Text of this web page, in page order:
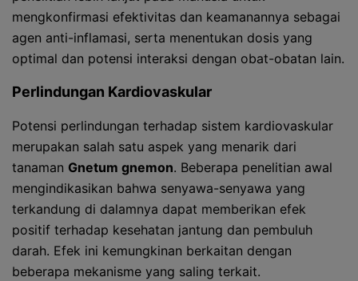
mengkonfirmasi efektivitas dan keamanannya sebagai
agen anti-inflamasi, serta menentukan dosis yang
optimal dan potensi interaksi dengan obat-obatan lain.
Perlindungan Kardiovaskular
Potensi perlindungan terhadap sistem kardiovaskular
merupakan salah satu aspek yang menarik dari
tanaman Gnetum gnemon. Beberapa penelitian awal
mengindikasikan bahwa senyawa-senyawa yang
terkandung di dalamnya dapat memberikan efek
positif terhadap kesehatan jantung dan pembuluh
darah. Efek ini kemungkinan berkaitan dengan
beberapa mekanisme yang saling terkait.